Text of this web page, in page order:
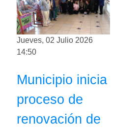
Jueves, 02 Julio 2026
14:50
Municipio inicia
proceso de
renovación de